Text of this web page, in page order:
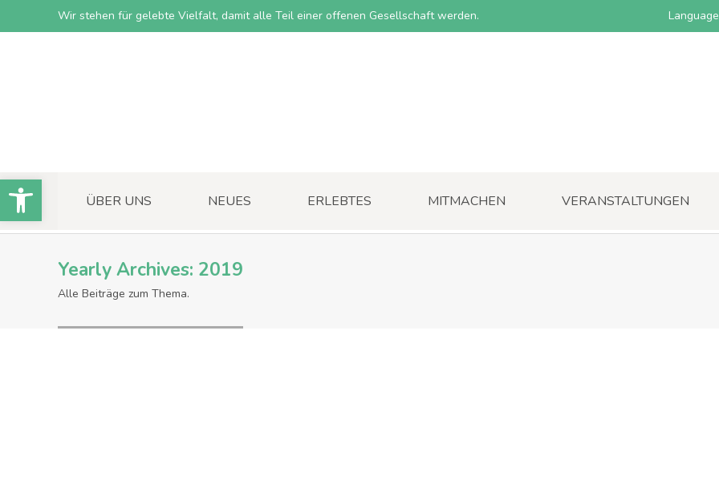
Wir stehen für gelebte Vielfalt, damit alle Teil einer offenen Gesellschaft werden.
ÜBER UNS NEUES ERLEBTES MITMACHEN VERANSTALTUNGEN
Yearly Archives: 2019
Alle Beiträge zum Thema.
Open toolbar